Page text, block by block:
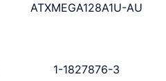
ATXMEGA128A1U-AU
1-1827876-3